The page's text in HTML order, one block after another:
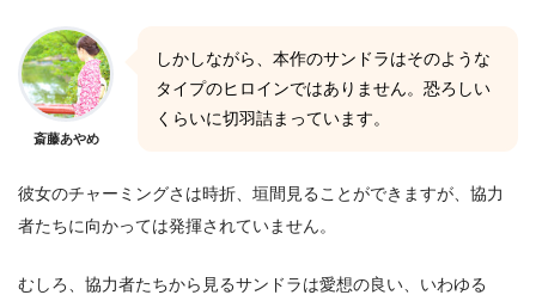
斎藤あやめ
しかしながら、本作のサンドラはそのような
タイプのヒロインではありません。恐ろしい
くらいに切羽詰まっています。
彼女のチャーミングさは時折、垣間見ることができますが、協力
者たちに向かっては発揮されていません。
むしろ、協力者たちから見るサンドラは愛想の良い、いわゆる